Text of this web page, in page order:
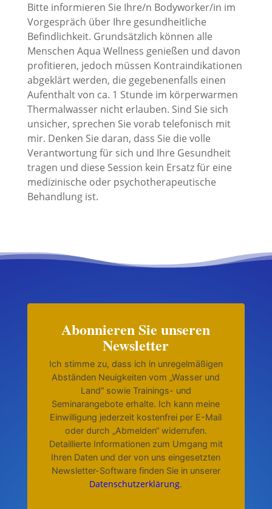
Bitte informieren Sie Ihre/n Bodyworker/in im
Vorgespräch über Ihre gesundheitliche
Befindlichkeit. Grundsätzlich können alle
Menschen Aqua Wellness genießen und davon
profitieren, jedoch müssen Kontraindikationen
abgeklärt werden, die gegebenenfalls einen
Aufenthalt von ca. 1 Stunde im körperwarmen
Thermalwasser nicht erlauben. Sind Sie sich
unsicher, sprechen Sie vorab telefonisch mit
mir. Denken Sie daran, dass Sie die volle
Verantwortung für sich und Ihre Gesundheit
tragen und diese Session kein Ersatz für eine
medizinische oder psychotherapeutische
Behandlung ist.
Abonnieren Sie unseren
Newsletter
Ich stimme zu, dass ich in unregelmäßigen
Abständen Neuigkeiten vom „Wasser und
Land“ sowie Trainings- und
Seminarangebote erhalte. Ich kann meine
Einwilligung jederzeit kostenfrei per E-Mail
oder durch „Abmelden“ widerrufen.
Detaillierte Informationen zum Umgang mit
Ihren Daten und der von uns eingesetzten
Newsletter-Software finden Sie in unserer
Datenschutzerklärung.